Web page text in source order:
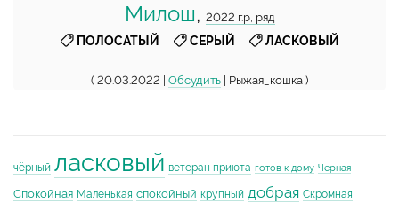
Милош, 2022 г.р, ряд
ПОЛОСАТЫЙ
СЕРЫЙ ЛАСКОВЫЙ
( 20.03.2022 | Обсудить | Рыжая_кошка )
чёрный ласковый ветеран приюта готов к дому Черная
Спокойная Маленькая спокойный крупный добрая Скромная